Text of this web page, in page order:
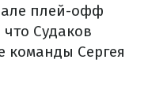
плей-офф
Судаков
команды Сергея